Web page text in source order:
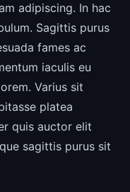
adipiscing. In hac
Sagittis purus
fames ac
iaculis eu
Varius sit
platea
quis auctor elit
sagittis purus sit